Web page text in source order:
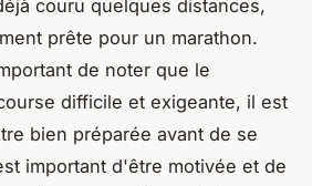
couru quelques distances,
prête pour un marathon.
de noter que le
difficile et exigeante, il est
bien préparée avant de se
important d'être motivée et de